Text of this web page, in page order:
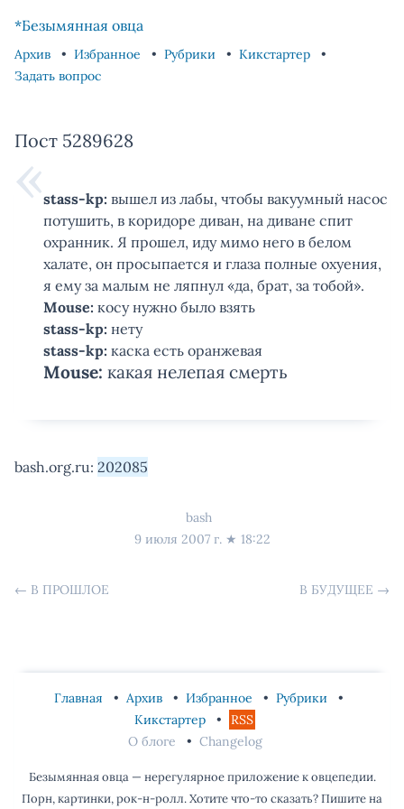
*Безымянная овца
Архив Избранное Рубрики
Кикстартер
Задать вопрос
Пост 5289628
stass-kp: вышел из лабы, чтобы вакуумный насос
потушить, в коридоре диван, на диване спит
охранник. Я прошел, иду мимо него в белом
халате, он просыпается и глаза полные охуения,
я ему за малым не ляпнул «да, брат, за тобой».
Mouse: косу нужно было взять
stass-kp: нету
stass-kp: каска есть оранжевая
Mouse: какая нелепая смерть
bash.org.ru: 202085
bash
9 июля 2007 г.★ 18:22
← В ПРОШЛОЕ В БУДУЩЕЕ →
Главная Архив Избранное
Рубрики
Кикстартер
RSS
О блоге
Changelog
Безымянная овца — нерегулярное приложение к овцепедии.
Порн, картинки, рок-н-ролл. Хотите что-то сказать? Пишите на